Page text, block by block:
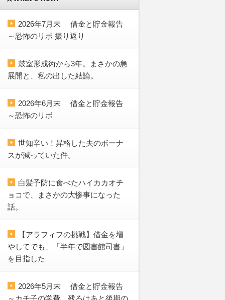
2026年7月末 借金と貯金報告
～恐怖のリボ 振り返り
鼓室形成術から3年。まさかの急
展開と、私の出した結論。
2026年6月末 借金と貯金報告
～恐怖のリボ
世知辛い！昇格した夫のボーナ
スが減っていた件。
白髪予防に食べたハイカカオチ
ョコで、まさかの大惨事になった
話。
【アラフィフの挑戦】借金を増
やしてでも、「半年で図書館司書」
を目指した
2026年5月末 借金と貯金報告
～カチ子の学費、残るはあと後期の